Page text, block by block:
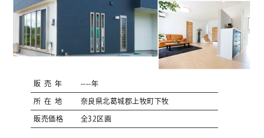
販売年 ----年
所在地 奈良県北葛城郡上牧町下牧
販売価格 全32区画